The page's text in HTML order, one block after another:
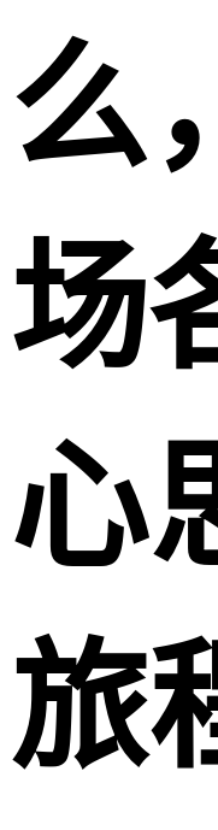
么
场
心
旅